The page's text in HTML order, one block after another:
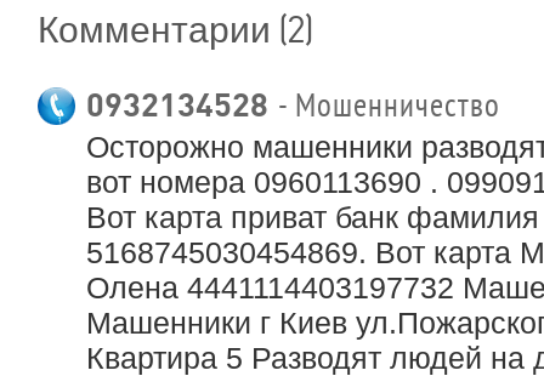
Комментарии (2)
0932134528 - Мошенничество
Осторожно машенники
вот номера 0960113690 .
Вот карта приват банк
5168745030454869. Вот карта
Олена 4441114403197732
Машенники г Киев
Квартира 5 Разводят людей на